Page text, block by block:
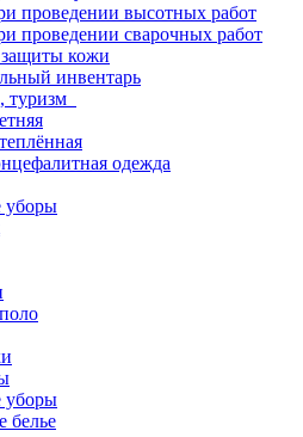
проведении высотных работ
проведении сварочных работ
защиты кожи
инвентарь
туризм
одежда
уборы
уборы
белье